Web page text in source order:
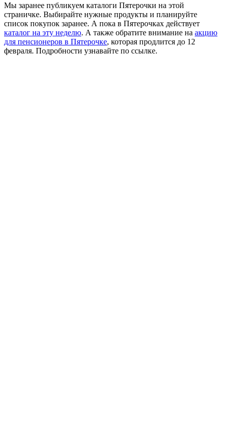
Мы заранее публикуем каталоги Пятерочки на этой
страничке. Выбирайте нужные продукты и планируйте
список покупок заранее. А пока в Пятерочках действует
каталог на эту неделю. А также обратите внимание на акцию
для пенсионеров в Пятерочке, которая продлится до 12
февраля. Подробности узнавайте по ссылке.